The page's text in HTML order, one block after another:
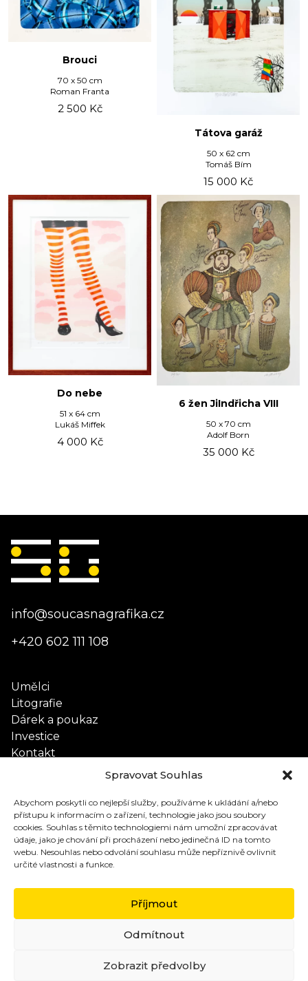
Spravovat Souhlas
Abychom poskytli co nejlepší služby, používáme k ukládání a/nebo
přístupu k informacím o zařízení, technologie jako jsou soubory
cookies. Souhlas s těmito technologiemi nám umožní zpracovávat
údaje, jako je chování při procházení nebo jedinečná ID na tomto
webu. Nesouhlas nebo odvolání souhlasu může nepříznivě ovlivnit
určité vlastnosti a funkce.
Příjmout
Odmítnout
Zobrazit předvolby
Brouci
70 x 50 cm
Roman Franta
2 500 Kč
Tátova garáž
50 x 62 cm
Tomáš Bím
15 000 Kč
Do nebe
51 x 64 cm
Lukáš Miffek
4 000 Kč
6 žen JiIndřicha VIII
50 x 70 cm
Adolf Born
35 000 Kč
info@soucasnagrafika.cz
+420 602 111 108
Umělci
Litografie
Dárek a poukaz
Investice
Kontakt
Obchodní podmínky
Podmínky ochrany osobních údajů
Reklamační řád